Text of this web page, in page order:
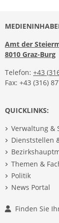
Amt der
8010 Graz-Burg
Telefon: +43
Fax: +43 (316)
QUICKLINKS:
Verwaltung &
Dienststellen
Themen &
Politik
News Portal
Finden Sie